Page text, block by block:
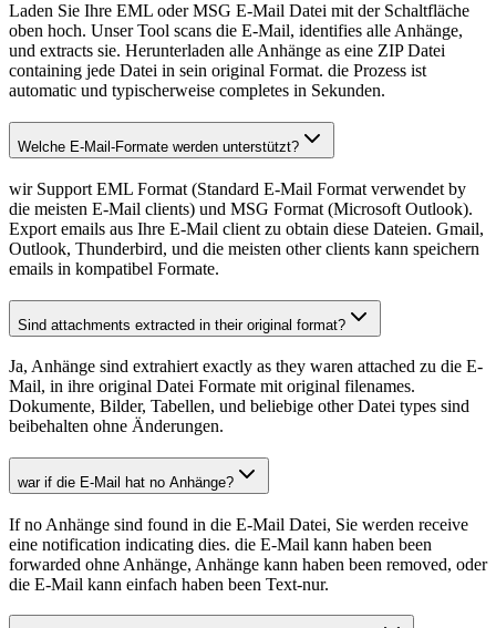
Laden Sie Ihre EML oder MSG E-Mail Datei mit der Schaltfläche
oben hoch. Unser Tool scans die E-Mail, identifies alle Anhänge,
und extracts sie. Herunterladen alle Anhänge as eine ZIP Datei
containing jede Datei in sein original Format. die Prozess ist
automatic und typischerweise completes in Sekunden.
Welche E-Mail-Formate werden unterstützt?
wir Support EML Format (Standard E-Mail Format verwendet by
die meisten E-Mail clients) und MSG Format (Microsoft Outlook).
Export emails aus Ihre E-Mail client zu obtain diese Dateien. Gmail,
Outlook, Thunderbird, und die meisten other clients kann speichern
emails in kompatibel Formate.
Sind attachments extracted in their original format?
Ja, Anhänge sind extrahiert exactly as they waren attached zu die E-
Mail, in ihre original Datei Formate mit original filenames.
Dokumente, Bilder, Tabellen, und beliebige other Datei types sind
beibehalten ohne Änderungen.
war if die E-Mail hat no Anhänge?
If no Anhänge sind found in die E-Mail Datei, Sie werden receive
eine notification indicating dies. die E-Mail kann haben been
forwarded ohne Anhänge, Anhänge kann haben been removed, oder
die E-Mail kann einfach haben been Text-nur.